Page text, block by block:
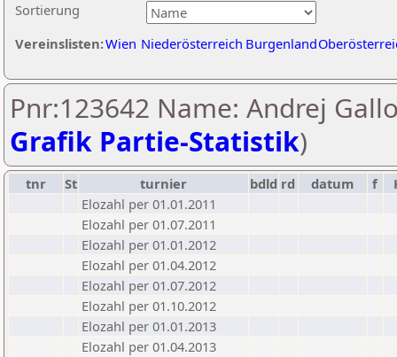
Sortierung
Vereinslisten:Wien Niederösterreich Burgenland
Pnr:123642 Name: Andrej
Grafik Partie-Statistik)
tnr St turnier bdld rd datum f
Elozahl per 01.01.2011
Elozahl per 01.07.2011
Elozahl per 01.01.2012
Elozahl per 01.04.2012
Elozahl per 01.07.2012
Elozahl per 01.10.2012
Elozahl per 01.01.2013
Elozahl per 01.04.2013